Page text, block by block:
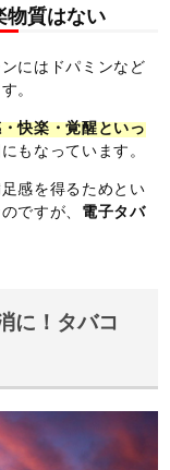
物質はない
にはドパミンなど
。
快楽・覚醒といっ
もなっています。
感を得るためとい
ですが、 電子タバ
に！タバコ